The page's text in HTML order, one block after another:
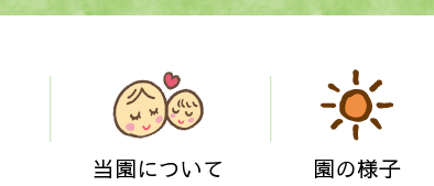
当園について 園の様子